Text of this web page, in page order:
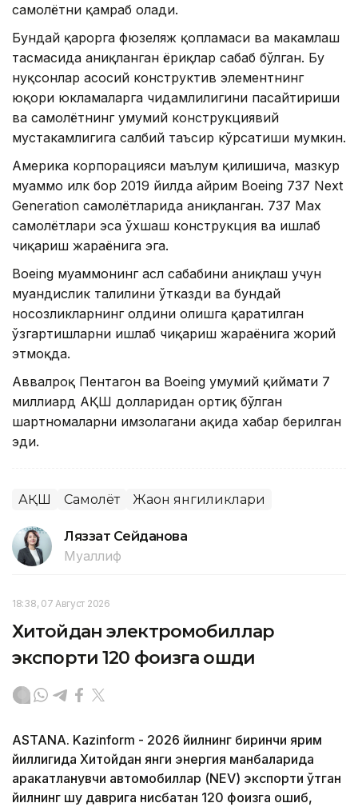
самолётни қамраб олади.
Бундай қарорга фюзеляж қопламаси ва маҳкамлаш
тасмасида аниқланган ёриқлар сабаб бўлган. Бу
нуқсонлар асосий конструктив элементнинг
юқори юкламаларга чидамлилигини пасайтириши
ва самолётнинг умумий конструкциявий
мустаҳкамлигига салбий таъсир кўрсатиши мумкин.
Америка корпорацияси маълум қилишича, мазкур
муаммо илк бор 2019 йилда айрим Boeing 737 Next
Generation самолётларида аниқланган. 737 Max
самолётлари эса ўхшаш конструкция ва ишлаб
чиқариш жараёнига эга.
Boeing муаммонинг асл сабабини аниқлаш учун
муҳандислик таҳлилини ўтказди ва бундай
носозликларнинг олдини олишга қаратилган
ўзгартишларни ишлаб чиқариш жараёнига жорий
этмоқда.
Аввалроқ Пентагон ва Boeing умумий қиймати 7
миллиард АҚШ долларидан ортиқ бўлган
шартномаларни имзолагани ҳақида хабар берилган
эди.
АҚШ Самолёт Жаҳон янгиликлари
Ляззат Сейданова
Муаллиф
18:38, 07 Август 2026
Хитойдан электромобиллар
экспорти 120 фоизга ошди
ASTANA. Kazinform - 2026 йилнинг биринчи ярим
йиллигида Хитойдан янги энергия манбаларида
ҳаракатланувчи автомобиллар (NEV) экспорти ўтган
йилнинг шу даврига нисбатан 120 фоизга ошиб,